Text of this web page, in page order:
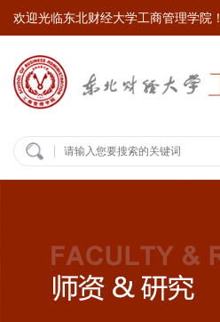
欢迎光临东北财经大学工商管理学院！